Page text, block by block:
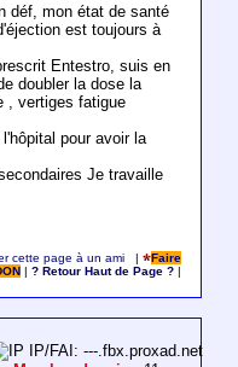
déf, mon état de santé
est toujours à
Entestro, suis en
doubler la dose la
, vertiges fatigue
pour avoir la
Je travaille
cette page à un ami |
Faire
|? Retour Haut de Page ?
IP/FAI: ---.fbx.proxad.net